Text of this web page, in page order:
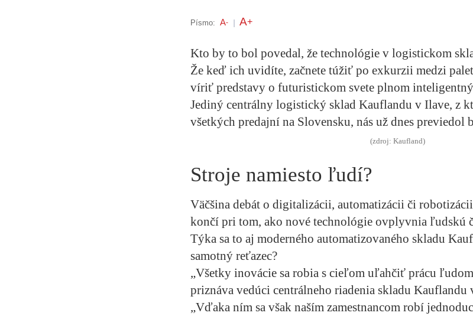
Písmo: A- A+
Kto by to bol povedal, že technológie v logistickom
Že keď ich uvidíte, začnete túžiť po exkurzii medzi
víriť predstavy o futuristickom svete plnom
Jediný centrálny logistický sklad Kauflandu v Ilave, z
všetkých predajní na Slovensku, nás už dnes previedol
(zdroj: Kaufland)
Stroje namiesto ľudí?
Väčšina debát o digitalizácii, automatizácii či
končí pri tom, ako nové technológie ovplyvnia ľudskú
Týka sa to aj moderného automatizovaného skladu
samotný reťazec?
„Všetky inovácie sa robia s cieľom uľahčiť prácu
priznáva vedúci centrálneho riadenia skladu Kauflandu
„Vďaka ním sa však naším zamestnancom robí